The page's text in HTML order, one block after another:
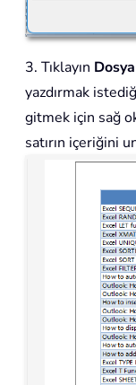
3. Tıklayın Dosya
yazdırmak
gitmek için sağ
satırın içeriğini